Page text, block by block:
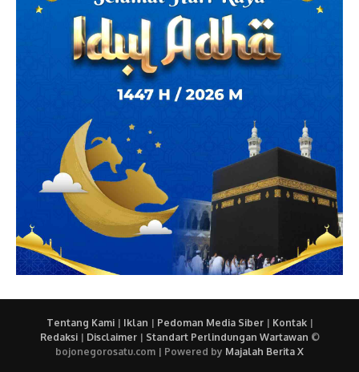
Tentang Kami| Iklan | Pedoman Media Siber| Kontak|
Redaksi| Disclaimer| Standart Perlindungan Wartawan ©
bojonegorosatu.com | Powered by Majalah Berita X